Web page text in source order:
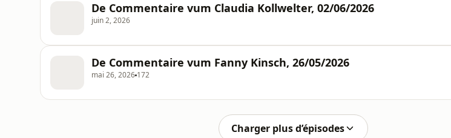
De Commentaire vum Claudia Kollwelter, 02/06/2026
juin 2, 2026
De Commentaire vum Fanny Kinsch, 26/05/2026
mai 26, 2026 172
Charger plus d’épisodes